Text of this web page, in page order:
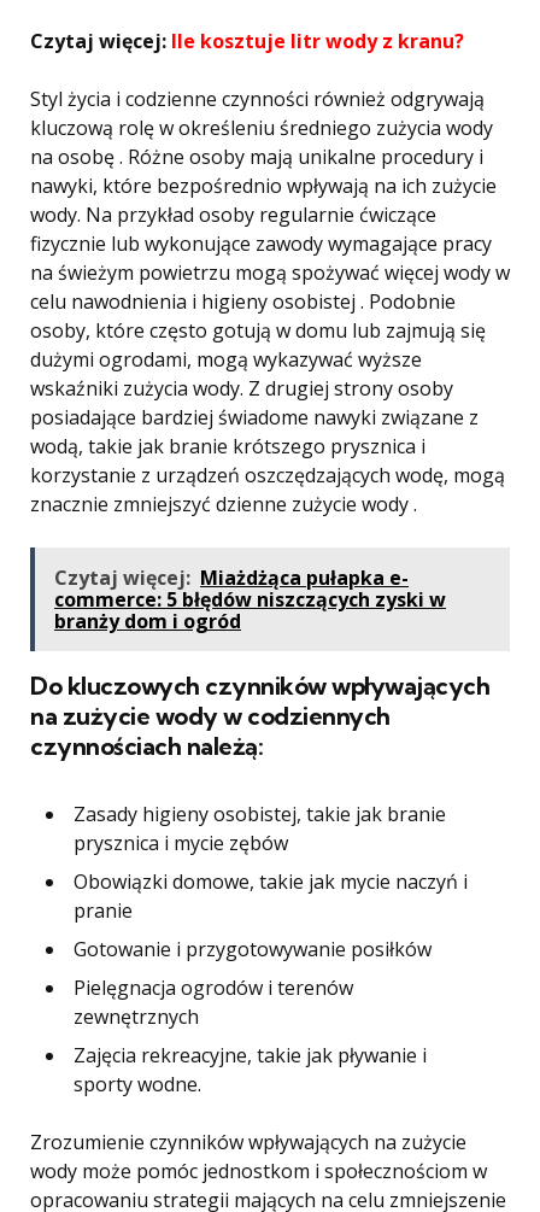
Czytaj więcej: Ile kosztuje litr wody z kranu?
Styl życia i codzienne czynności również odgrywają
kluczową rolę w określeniu średniego zużycia wody
na osobę . Różne osoby mają unikalne procedury i
nawyki, które bezpośrednio wpływają na ich zużycie
wody. Na przykład osoby regularnie ćwiczące
fizycznie lub wykonujące zawody wymagające pracy
na świeżym powietrzu mogą spożywać więcej wody w
celu nawodnienia i higieny osobistej . Podobnie
osoby, które często gotują w domu lub zajmują się
dużymi ogrodami, mogą wykazywać wyższe
wskaźniki zużycia wody. Z drugiej strony osoby
posiadające bardziej świadome nawyki związane z
wodą, takie jak branie krótszego prysznica i
korzystanie z urządzeń oszczędzających wodę, mogą
znacznie zmniejszyć dzienne zużycie wody .
Czytaj więcej: Miażdżąca pułapka e-
commerce: 5 błędów niszczących zyski w
branży dom i ogród
Do kluczowych czynników wpływających
na zużycie wody w codziennych
czynnościach należą:
Zasady higieny osobistej, takie jak branie
prysznica i mycie zębów
Obowiązki domowe, takie jak mycie naczyń i
pranie
Gotowanie i przygotowywanie posiłków
Pielęgnacja ogrodów i terenów
zewnętrznych
Zajęcia rekreacyjne, takie jak pływanie i
sporty wodne.
Zrozumienie czynników wpływających na zużycie
wody może pomóc jednostkom i społecznościom w
opracowaniu strategii mających na celu zmniejszenie